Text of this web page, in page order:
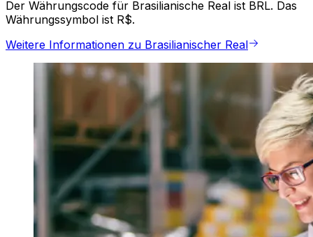
Der Währungscode für Brasilianische Real ist BRL. Das
Währungssymbol ist R$.
Weitere Informationen zu Brasilianischer Real